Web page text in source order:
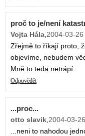
proč to je/není
Vojta Hála,2004-03-
Zřejmě to říkají proto,
objevíme, nebudem
Mně to teda netrápí.
Odpovědět
...proc...
otto slavik,2004-03-
...neni to nahodou